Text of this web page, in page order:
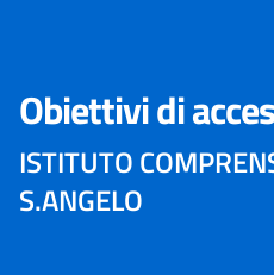
Obiettivi di
ISTITUTO
S.ANGELO